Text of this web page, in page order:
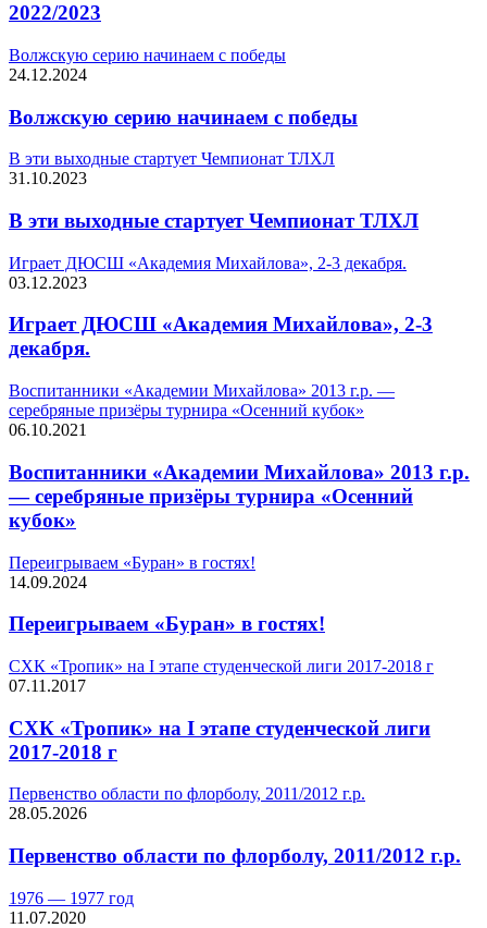
2022/2023
Волжскую серию начинаем с победы
24.12.2024
Волжскую серию начинаем с победы
В эти выходные стартует Чемпионат ТЛХЛ
31.10.2023
В эти выходные стартует Чемпионат ТЛХЛ
Играет ДЮСШ «Академия Михайлова», 2-3 декабря.
03.12.2023
Играет ДЮСШ «Академия Михайлова», 2-3
декабря.
Воспитанники «Академии Михайлова» 2013 г.р. —
серебряные призёры турнира «Осенний кубок»
06.10.2021
Воспитанники «Академии Михайлова» 2013 г.р.
— серебряные призёры турнира «Осенний
кубок»
Переигрываем «Буран» в гостях!
14.09.2024
Переигрываем «Буран» в гостях!
СХК «Тропик» на I этапе студенческой лиги 2017-2018 г
07.11.2017
СХК «Тропик» на I этапе студенческой лиги
2017-2018 г
Первенство области по флорболу, 2011/2012 г.р.
28.05.2026
Первенство области по флорболу, 2011/2012 г.р.
1976 — 1977 год
11.07.2020